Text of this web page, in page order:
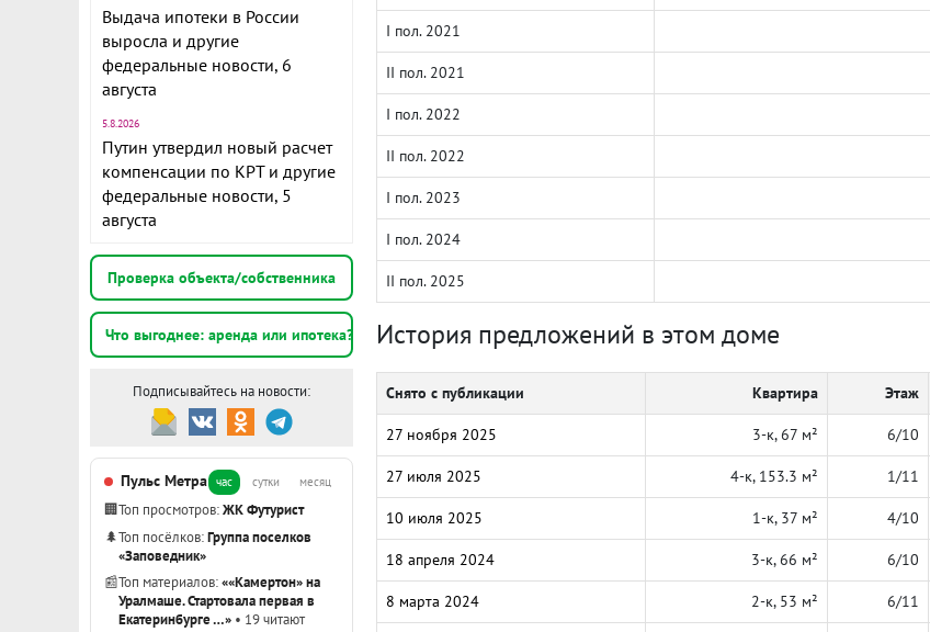
Выдача ипотеки в России
выросла и другие
федеральные новости, 6
августа
5.8.2026
Путин утвердил новый расчет
компенсации по КРТ и другие
федеральные новости, 5
августа
Проверка объекта/собственника
Что выгоднее: аренда или ипотека?
Подписывайтесь на новости:
Пульс Метра час сутки месяц
🏢Топ просмотров:ЖК Футурист
🌲Топ посёлков:Группа поселков
«Заповедник»
📰Топ материалов:««Камертон» на
Уралмаше. Стартовала первая в
Екатеринбурге …» • 19 читают
I пол. 2021
II пол. 2021
I пол. 2022
II пол. 2022
I пол. 2023
I пол. 2024
II пол. 2025
История предложений в этом доме
Снято с публикации Квартира Этаж
27 ноября 2025 3-к, 67 м² 6/10
27 июля 2025 4-к, 153.3 м² 1/11
10 июля 2025 1-к, 37 м² 4/10
18 апреля 2024 3-к, 66 м² 6/10
8 марта 2024 2-к, 53 м² 6/11